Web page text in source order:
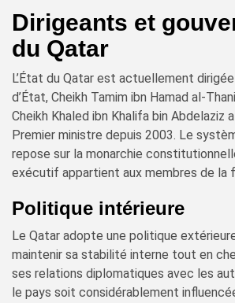
Dirigeants et
du Qatar
L’État du Qatar est actuellement
d’État, Cheikh Tamim ibn Hamad al-
Cheikh Khaled ibn Khalifa bin Abdelaziz
Premier ministre depuis 2003. Le
repose sur la monarchie
exécutif appartient aux membres de la
Politique intérieure
Le Qatar adopte une politique
maintenir sa stabilité interne tout en
ses relations diplomatiques avec les
le pays soit considérablement